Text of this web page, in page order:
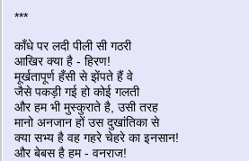
***
काँधे पर लदी पीली सी गठरी
आखिर क्या है - हिरण!
मूर्खतापूर्ण हँसी से झेंपते हैं वे
जैसे पकड़ी गई हो कोई गलती
और हम भी मुस्कुराते है, उसी तरह
मानो अनजान हों उस दुखांतिका से
क्या सभ्य है वह गहरे चेहरे का इनसान!
और बेबस है हम - वनराज!